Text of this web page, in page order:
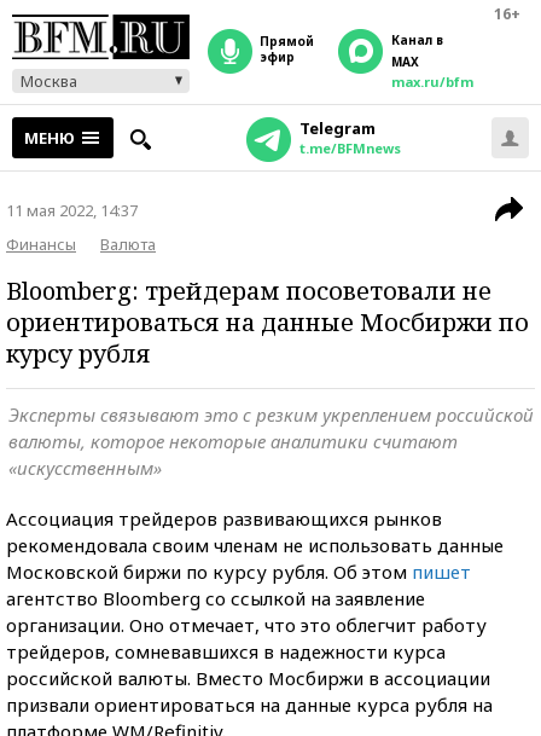
16+
Москва
прямой
эфир
Канал в
MAX
max.ru/bfm
МЕНЮ Telegram
t.me/BFMnews
11 мая 2022, 14:37
Финансы
Валюта
Bloomberg: трейдерам посоветовали не
ориентироваться на данные Мосбиржи по
курсу рубля
Эксперты связывают это с резким укреплением российской
валюты, которое некоторые аналитики считают
«искусственным»
Ассоциация трейдеров развивающихся рынков
рекомендовала своим членам не использовать данные
Московской биржи по курсу рубля. Об этом пишет
агентство Bloomberg со ссылкой на заявление
организации. Оно отмечает, что это облегчит работу
трейдеров, сомневавшихся в надежности курса
российской валюты. Вместо Мосбиржи в ассоциации
призвали ориентироваться на данные курса рубля на
платформе WM/Refinitiv.